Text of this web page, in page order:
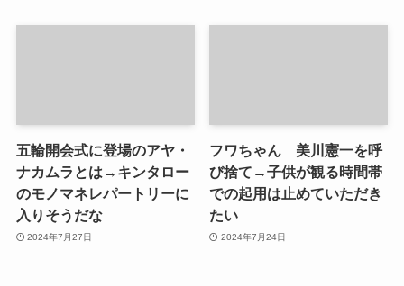
五輪開会式に登場のアヤ・
ナカムラとは→キンタロー
のモノマネレパートリーに
入りそうだな
2024年7月27日
フワちゃん 美川憲一を呼
び捨て→子供が観る時間帯
での起用は止めていただき
たい
2024年7月24日